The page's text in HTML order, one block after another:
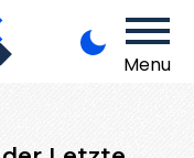
Menu